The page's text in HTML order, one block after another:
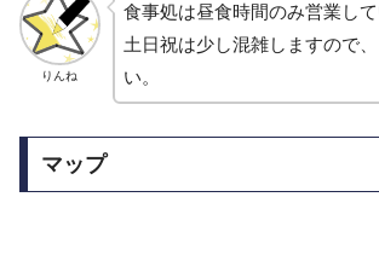
りんね
食事処は昼食時間のみ営業して
土日祝は少し混雑しますので
い。
マップ